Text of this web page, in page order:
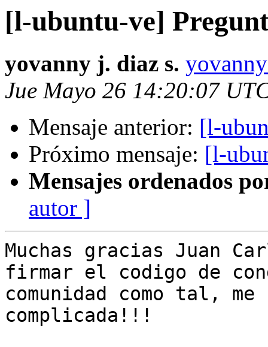
[l-ubuntu-ve]
yovanny j. diaz s.
Jue Mayo 26 14:20:07
Mensaje anterior: [l-
Próximo mensaje: [l-
Mensajes ordenados
autor ]
Muchas gracias Juan
firmar el codigo de
comunidad como tal,
complicada!!!